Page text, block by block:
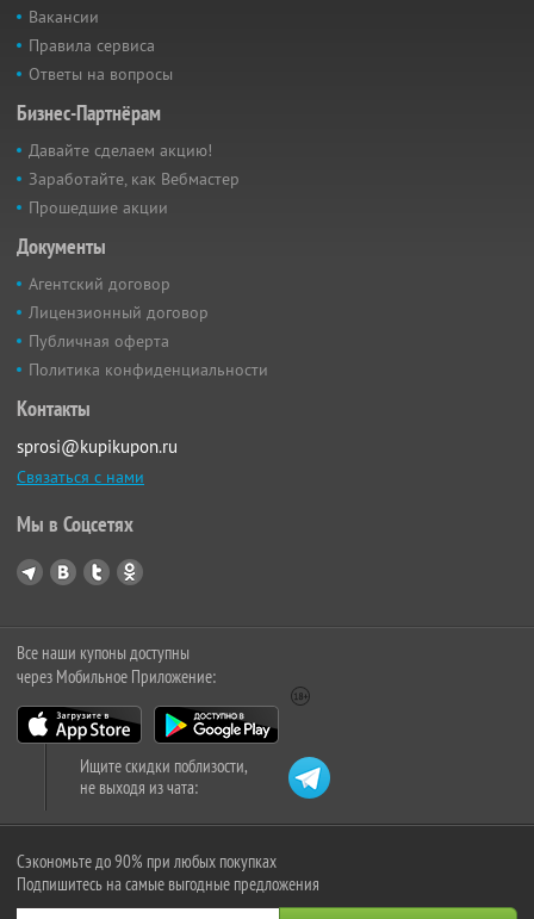
Вакансии
Правила сервиса
Ответы на вопросы
Бизнес-Партнёрам
Давайте сделаем акцию!
Заработайте, как Вебмастер
Прошедшие акции
Документы
Агентский договор
Лицензионный договор
Публичная оферта
Политика конфиденциальности
Контакты
sprosi@kupikupon.ru
Связаться с нами
Мы в Соцсетях
Все наши купоны доступны
через Мобильное Приложение:
Ищите скидки поблизости,
не выходя из чата:
Сэкономьте до 90% при любых покупках
Подпишитесь на самые выгодные предложения